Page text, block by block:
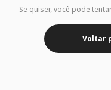
Se quiser, você pode
Voltar